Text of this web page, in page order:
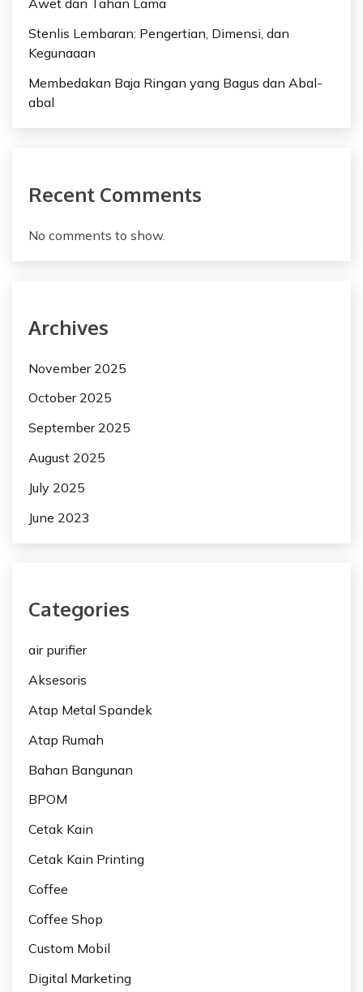
Awet dan Tahan Lama
Stenlis Lembaran: Pengertian, Dimensi, dan
Kegunaaan
Membedakan Baja Ringan yang Bagus dan Abal-
abal
Recent Comments
No comments to show.
Archives
November 2025
October 2025
September 2025
August 2025
July 2025
June 2023
Categories
air purifier
Aksesoris
Atap Metal Spandek
Atap Rumah
Bahan Bangunan
BPOM
Cetak Kain
Cetak Kain Printing
Coffee
Coffee Shop
Custom Mobil
Digital Marketing